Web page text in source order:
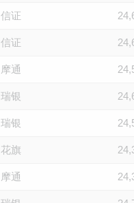
信证
信证
摩通
瑞银
瑞银
花旗
摩通